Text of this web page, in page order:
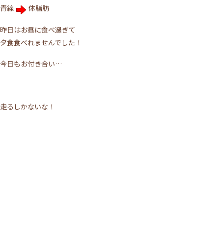
青線 体脂肪
昨日はお昼に食べ過ぎて
夕食食べれませんでした！
今日もお付き合い…
走るしかないな！